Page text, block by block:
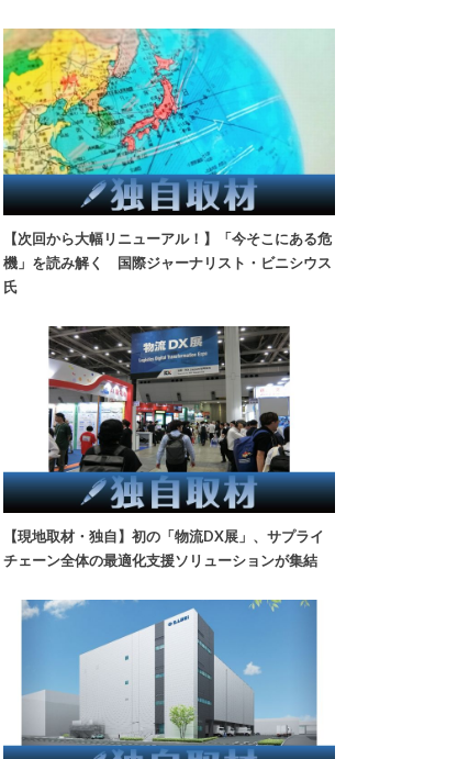
【次回から大幅リニューアル！】「今そこにある危
機」を読み解く 国際ジャーナリスト・ビニシウス
氏
【現地取材・独自】初の「物流DX展」、サプライ
チェーン全体の最適化支援ソリューションが集結